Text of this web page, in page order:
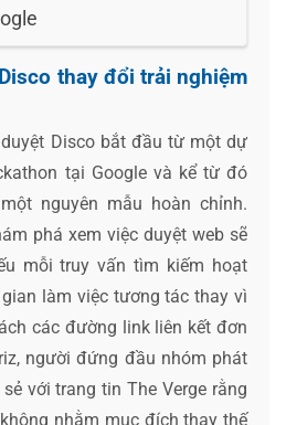
thay đổi trải nghiệm
Disco bắt đầu từ một dự
tại Google và kể từ đó
nguyên mẫu hoàn chỉnh.
phá xem việc duyệt web sẽ
mỗi truy vấn tìm kiếm hoạt
làm việc tương tác thay vì
các đường link liên kết đơn
người đứng đầu nhóm phát
với trang tin The Verge rằng
nhằm mục đích thay thế